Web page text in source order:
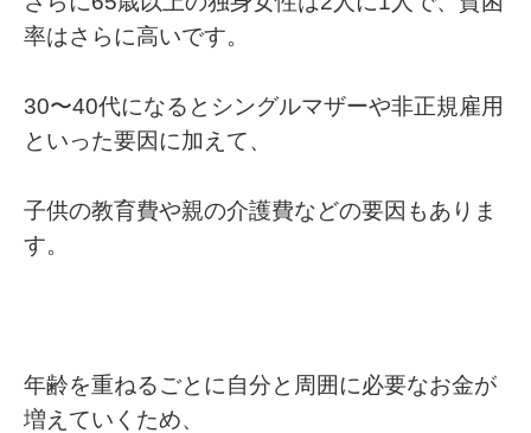
率はさらに高いです。
30〜40代になるとシングルマザーや非正規雇用
といった要因に加えて、
子供の教育費や親の介護費などの要因もありま
す。
年齢を重ねるごとに自分と周囲に必要なお金が
増えていくため、